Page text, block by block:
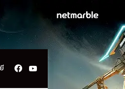
Facebook
YouTube